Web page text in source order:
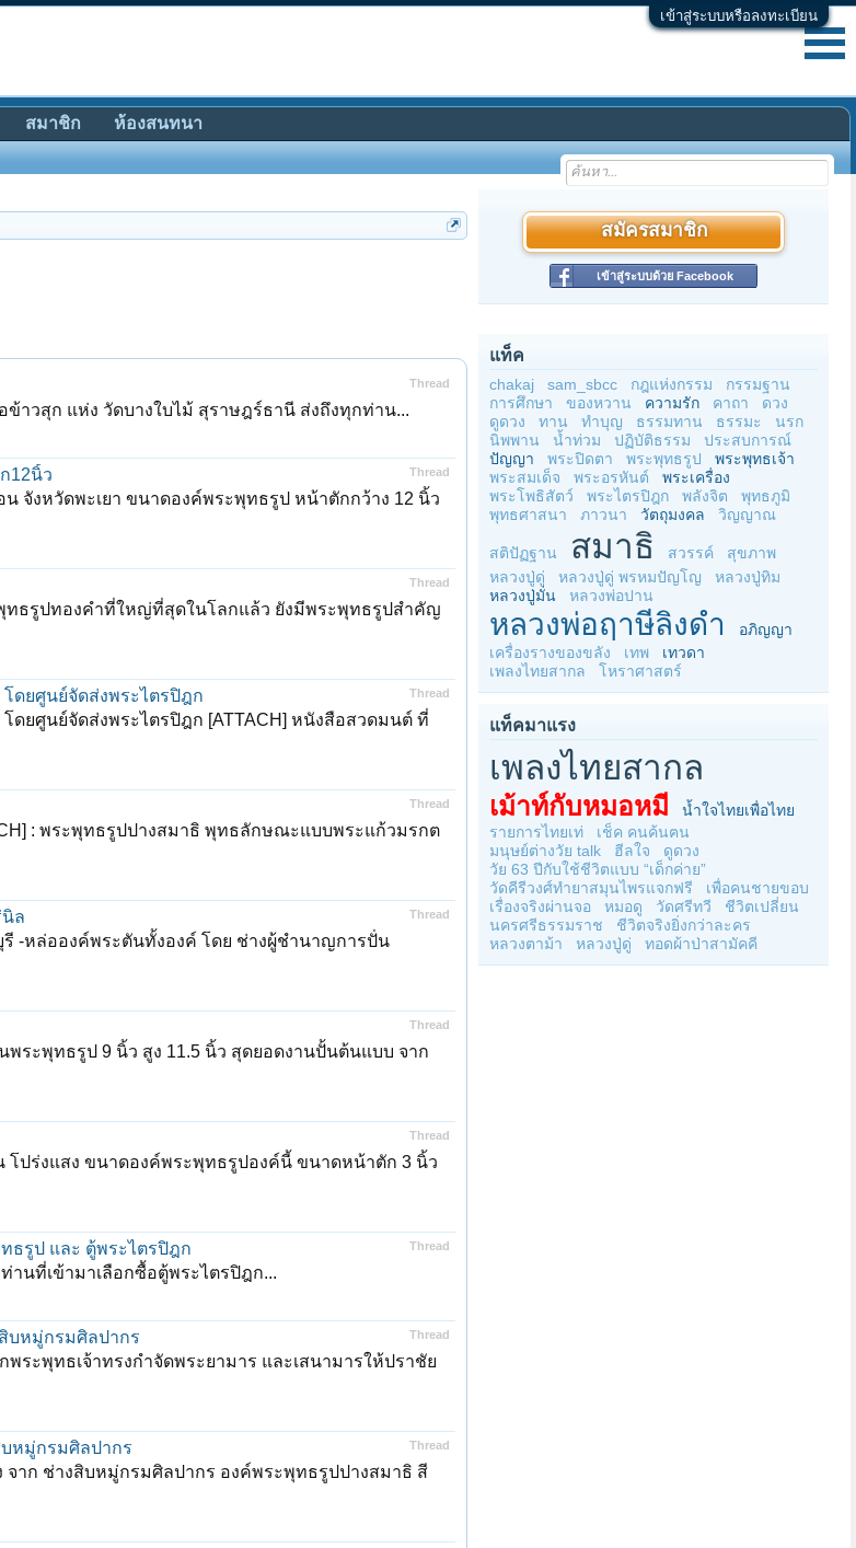
เข้าสู่ระบบหรือลงทะเบียน
Thread
าวสุก แห่ง วัดบางใบไม้ สุราษฎร์ธานี ส่งถึงทุกท่าน...
Thread
12นิ้ว
จังหวัดพะเยา ขนาดองค์พระพุทธรูป หน้าตักกว้าง 12 นิ้ว
Thread
ทธรูปทองคำที่ใหญ่ที่สุดในโลกแล้ว ยังมีพระพุทธรูปสำคัญ
Thread
ดยศูนย์จัดส่งพระไตรปิฎก
ยศูนย์จัดส่งพระไตรปิฎก [ATTACH] หนังสือสวดมนต์ ที่
Thread
: พระพุทธรูปปางสมาธิ พุทธลักษณะแบบพระแก้วมรกต
Thread
ล
-หล่อองค์พระตันทั้งองค์ โดย ช่างผู้ชำนาญการปั่น
Thread
ระพุทธรูป 9 นิ้ว สูง 11.5 นิ้ว สุดยอดงานปั้นต้นแบบ จาก
Thread
โปร่งแสง ขนาดองค์พระพุทธรูปองค์นี้ ขนาดหน้าตัก 3 นิ้ว
Thread
ธรูป และ ตู้พระไตรปิฎก
นที่เข้ามาเลือกซื้อตู้พระไตรปิฎก...
Thread
บหมู่กรมศิลปากร
ระพุทธเจ้าทรงกำจัดพระยามาร และเสนามารให้ปราชัย
Thread
หมู่กรมศิลปากร
จาก ช่างสิบหมู่กรมศิลปากร องค์พระพุทธรูปปางสมาธิ สี
สมัครสมาชิก
เข้าสู่ระบบด้วย Facebook
แท็ค
chakaj sam_sbcc กฎแห่งกรรม
กรรมฐาน
การศึกษา
ของหวาน ความรัก คาถา
ดวง
ดูดวง
ทาน ทำบุญ ธรรมทาน ธรรมะ
นรก
นิพพาน
น้ำท่วม ปฏิบัติธรรม
ประสบการณ์
ปัญญา
พระปิดตา พระพุทธรูป
พระพุทธเจ้า
พระสมเด็จ
พระอรหันต์
พระเครื่อง
พระโพธิสัตว์
พระไตรปิฎก พลังจิต
พุทธภูมิ
พุทธศาสนา
ภาวนา วัตถุมงคล วิญญาณ
สติปัฏฐาน สมาธิ สวรรค์
สุขภาพ
หลวงปู่ดู่
หลวงปู่ดู่ พรหมปัญโญ
หลวงปู่ทิม
หลวงปู่มั่น
หลวงพ่อปาน
หลวงพ่อฤาษีลิงดำ
อภิญญา
เครื่องรางของขลัง
เทพ
เทวดา
เพลงไทยสากล
โหราศาสตร์
แท็คมาแรง
เพลงไทยสากล
เม้าท์กับหมอหมี
น้ำใจไทยเพื่อไทย
รายการไทยเท่
เช็ค คนค้นฅน
มนุษย์ต่างวัย talk
ฮีลใจ
ดูดวง
วัย 63 ปีกับใช้ชีวิตแบบ “เด็กค่าย”
วัดคีรีวงศ์ทำยาสมุนไพรแจกฟรี
เพื่อคนชายขอบ
เรื่องจริงผ่านจอ
หมอดู วัดศรีทวี
ชีวิตเปลี่ยน
นครศรีธรรมราช
ชีวิตจริงยิ่งกว่าละคร
หลวงตาม้า
หลวงปู่ดู่ ทอดผ้าป่าสามัคคี
สมาชิก ห้องสนทนา